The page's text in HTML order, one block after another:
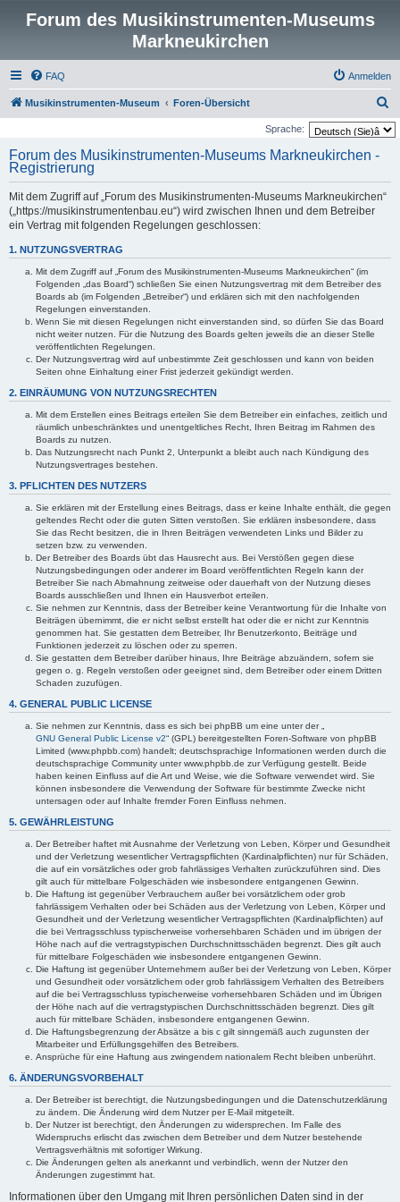
Forum des Musikinstrumenten-Museums
Markneukirchen
FAQ Anmelden
Musikinstrumenten-Museum Foren-Übersicht
u
Sprache:
Forum des Musikinstrumenten-Museums Markneukirchen -
Registrierung
Mit dem Zugriff auf „Forum des Musikinstrumenten-Museums Markneukirchen“
(„https://musikinstrumentenbau.eu“) wird zwischen Ihnen und dem Betreiber
ein Vertrag mit folgenden Regelungen geschlossen:
1. NUTZUNGSVERTRAG
Mit dem Zugriff auf „Forum des Musikinstrumenten-Museums Markneukirchen“ (im
Folgenden „das Board“) schließen Sie einen Nutzungsvertrag mit dem Betreiber des
Boards ab (im Folgenden „Betreiber“) und erklären sich mit den nachfolgenden
Regelungen einverstanden.
Wenn Sie mit diesen Regelungen nicht einverstanden sind, so dürfen Sie das Board
nicht weiter nutzen. Für die Nutzung des Boards gelten jeweils die an dieser Stelle
veröffentlichten Regelungen.
Der Nutzungsvertrag wird auf unbestimmte Zeit geschlossen und kann von beiden
Seiten ohne Einhaltung einer Frist jederzeit gekündigt werden.
2. EINRÄUMUNG VON NUTZUNGSRECHTEN
Mit dem Erstellen eines Beitrags erteilen Sie dem Betreiber ein einfaches, zeitlich und
räumlich unbeschränktes und unentgeltliches Recht, Ihren Beitrag im Rahmen des
Boards zu nutzen.
Das Nutzungsrecht nach Punkt 2, Unterpunkt a bleibt auch nach Kündigung des
Nutzungsvertrages bestehen.
3. PFLICHTEN DES NUTZERS
Sie erklären mit der Erstellung eines Beitrags, dass er keine Inhalte enthält, die gegen
geltendes Recht oder die guten Sitten verstoßen. Sie erklären insbesondere, dass
Sie das Recht besitzen, die in Ihren Beiträgen verwendeten Links und Bilder zu
setzen bzw. zu verwenden.
Der Betreiber des Boards übt das Hausrecht aus. Bei Verstößen gegen diese
Nutzungsbedingungen oder anderer im Board veröffentlichten Regeln kann der
Betreiber Sie nach Abmahnung zeitweise oder dauerhaft von der Nutzung dieses
Boards ausschließen und Ihnen ein Hausverbot erteilen.
Sie nehmen zur Kenntnis, dass der Betreiber keine Verantwortung für die Inhalte von
Beiträgen übernimmt, die er nicht selbst erstellt hat oder die er nicht zur Kenntnis
genommen hat. Sie gestatten dem Betreiber, Ihr Benutzerkonto, Beiträge und
Funktionen jederzeit zu löschen oder zu sperren.
Sie gestatten dem Betreiber darüber hinaus, Ihre Beiträge abzuändern, sofern sie
gegen o. g. Regeln verstoßen oder geeignet sind, dem Betreiber oder einem Dritten
Schaden zuzufügen.
4. GENERAL PUBLIC LICENSE
Sie nehmen zur Kenntnis, dass es sich bei phpBB um eine unter der „
GNU General Public License v2“ (GPL) bereitgestellten Foren-Software von phpBB
Limited (www.phpbb.com) handelt; deutschsprachige Informationen werden durch die
deutschsprachige Community unter www.phpbb.de zur Verfügung gestellt. Beide
haben keinen Einfluss auf die Art und Weise, wie die Software verwendet wird. Sie
können insbesondere die Verwendung der Software für bestimmte Zwecke nicht
untersagen oder auf Inhalte fremder Foren Einfluss nehmen.
5. GEWÄHRLEISTUNG
Der Betreiber haftet mit Ausnahme der Verletzung von Leben, Körper und Gesundheit
und der Verletzung wesentlicher Vertragspflichten (Kardinalpflichten) nur für Schäden,
die auf ein vorsätzliches oder grob fahrlässiges Verhalten zurückzuführen sind. Dies
gilt auch für mittelbare Folgeschäden wie insbesondere entgangenen Gewinn.
Die Haftung ist gegenüber Verbrauchern außer bei vorsätzlichem oder grob
fahrlässigem Verhalten oder bei Schäden aus der Verletzung von Leben, Körper und
Gesundheit und der Verletzung wesentlicher Vertragspflichten (Kardinalpflichten) auf
die bei Vertragsschluss typischerweise vorhersehbaren Schäden und im übrigen der
Höhe nach auf die vertragstypischen Durchschnittsschäden begrenzt. Dies gilt auch
für mittelbare Folgeschäden wie insbesondere entgangenen Gewinn.
Die Haftung ist gegenüber Unternehmern außer bei der Verletzung von Leben, Körper
und Gesundheit oder vorsätzlichem oder grob fahrlässigem Verhalten des Betreibers
auf die bei Vertragsschluss typischerweise vorhersehbaren Schäden und im Übrigen
der Höhe nach auf die vertragstypischen Durchschnittsschäden begrenzt. Dies gilt
auch für mittelbare Schäden, insbesondere entgangenen Gewinn.
Die Haftungsbegrenzung der Absätze a bis c gilt sinngemäß auch zugunsten der
Mitarbeiter und Erfüllungsgehilfen des Betreibers.
Ansprüche für eine Haftung aus zwingendem nationalem Recht bleiben unberührt.
6. ÄNDERUNGSVORBEHALT
Der Betreiber ist berechtigt, die Nutzungsbedingungen und die Datenschutzerklärung
zu ändern. Die Änderung wird dem Nutzer per E-Mail mitgeteilt.
Der Nutzer ist berechtigt, den Änderungen zu widersprechen. Im Falle des
Widerspruchs erlischt das zwischen dem Betreiber und dem Nutzer bestehende
Vertragsverhältnis mit sofortiger Wirkung.
Die Änderungen gelten als anerkannt und verbindlich, wenn der Nutzer den
Änderungen zugestimmt hat.
Informationen über den Umgang mit Ihren persönlichen Daten sind in der